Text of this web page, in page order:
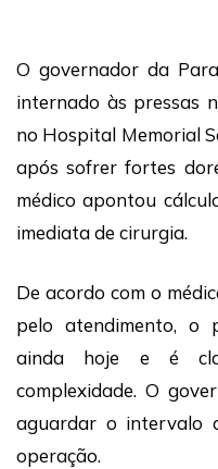
O governador da
internado às pressas
no Hospital Memorial
após sofrer fortes
médico apontou
imediata de cirurgia.
De acordo com o
pelo atendimento, o
ainda hoje e é
complexidade. O
aguardar o intervalo
operação.